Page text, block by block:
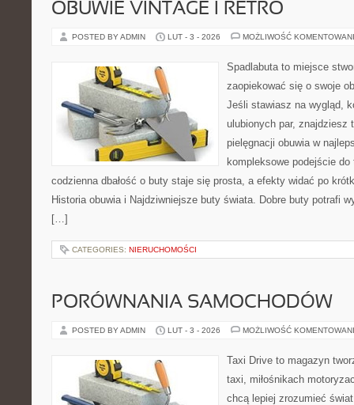
OBUWIE VINTAGE I RETRO
POSTED BY ADMIN LUT - 3 - 2026 MOŻLIWOŚĆ
Spadlabuta to miejsce
zaopiekować się o swoje
Jeśli stawiasz na wygląd,
ulubionych par, znajdziesz
pielęgnacji obuwia w
kompleksowe podejście
codzienna dbałość o buty staje się prosta, a efekty widać po
Historia obuwia i Najdziwniejsze buty świata. Dobre buty potrafi
[…]
CATEGORIES: NIERUCHOMOŚCI
PORÓWNANIA SAMOCHODÓW
POSTED BY ADMIN LUT - 3 - 2026 MOŻLIWOŚĆ
Taxi Drive to magazyn
taxi, miłośnikach
chcą lepiej zrozumieć